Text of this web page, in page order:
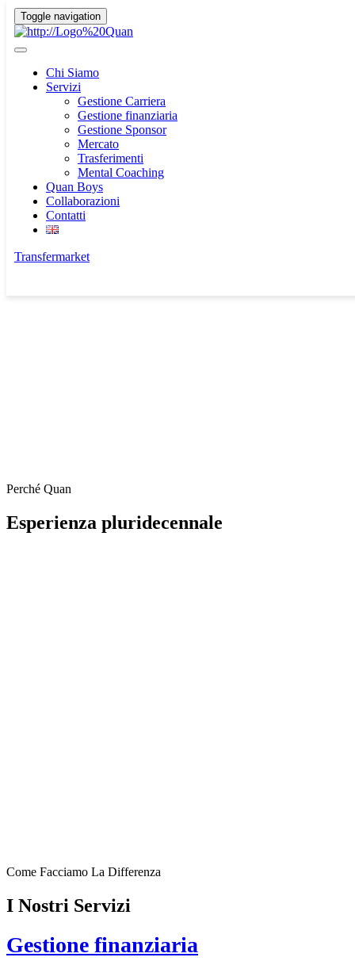
Toggle navigation
Chi Siamo
Servizi
Gestione Carriera
Gestione finanziaria
Gestione Sponsor
Mercato
Trasferimenti
Mental Coaching
Quan Boys
Collaborazioni
Contatti
Transfermarket
GESTIAMO IL TUO TALENTO VERSO
IL SUCCESSO
QUAN, non solo procuratori
Con professionalità e dedizione, Quan Agency fornisce supporto
completo a talenti emergenti e affermati, assicurando il miglior
percorso per il successo.
SCOPRI DI PIù
Perché Quan
Esperienza pluridecennale
Come Facciamo La Differenza
I Nostri Servizi
Gestione finanziaria